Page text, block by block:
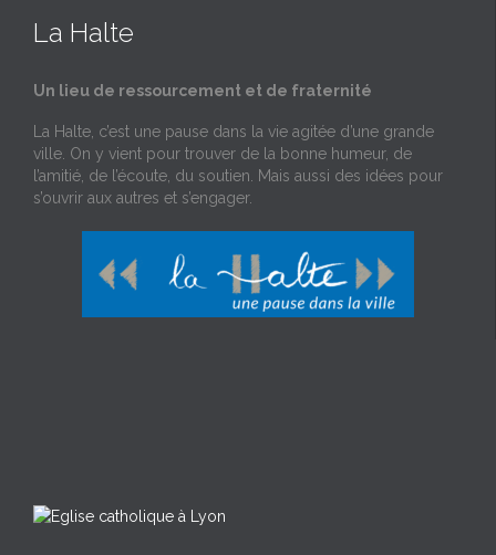
La Halte
Un lieu de ressourcement et de fraternité
La Halte, c’est une pause dans la vie agitée d’une grande
ville. On y vient pour trouver de la bonne humeur, de
l’amitié, de l’écoute, du soutien. Mais aussi des idées pour
s’ouvrir aux autres et s’engager.